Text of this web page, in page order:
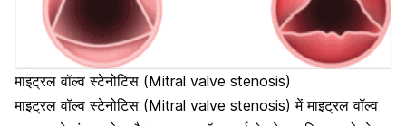
माइट्रल वॉल्व स्टेनोटिस (Mitral valve stenosis)
माइट्रल वॉल्व स्टेनोटिस (Mitral valve stenosis) में माइट्रल वॉल्व